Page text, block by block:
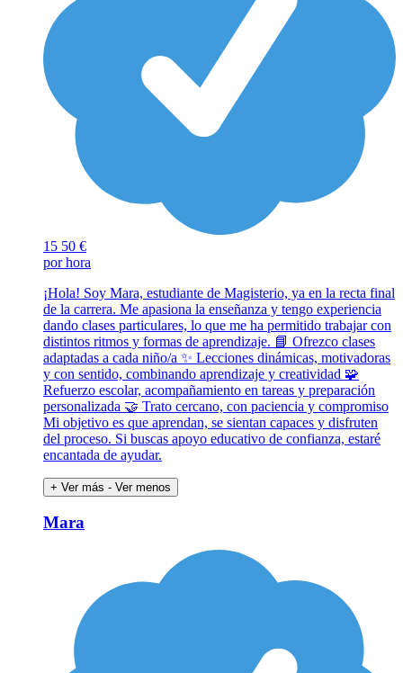
15 50 €
por hora
¡Hola! Soy Mara, estudiante de Magisterio, ya en la recta final
de la carrera. Me apasiona la enseñanza y tengo experiencia
dando clases particulares, lo que me ha permitido trabajar con
distintos ritmos y formas de aprendizaje. 📘 Ofrezco clases
adaptadas a cada niño/a ✨ Lecciones dinámicas, motivadoras
y con sentido, combinando aprendizaje y creatividad 🧩
Refuerzo escolar, acompañamiento en tareas y preparación
personalizada 🤝 Trato cercano, con paciencia y compromiso
Mi objetivo es que aprendan, se sientan capaces y disfruten
del proceso. Si buscas apoyo educativo de confianza, estaré
encantada de ayudar.
+ Ver más - Ver menos
Mara